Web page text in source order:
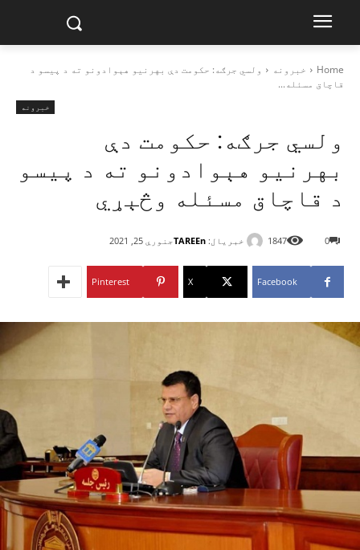
Home خبرونه
ولسي جرګه: حکومت دې بهرنیو هېوادونو ته د پیسو د
قاچاق مسئله...
خبرونه
ولسي جرګه: حکومت دې
بهرنیو هېوادونو ته د پیسو
د قاچاق مسئله وڅېړي
خبریال: TAREEnجنوري 25, 2021 0
1847
Facebook
X
Pinterest